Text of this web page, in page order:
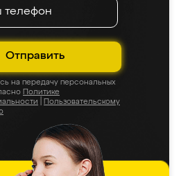
Отправить
на передачу персональных
Политике
Пользовательскому